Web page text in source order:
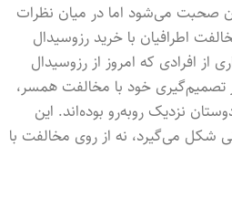
آن صحبت می‌شود اما در میان نظرات
اطرافیان با خرید رزوسیدال
افرادی که امروز از رزوسیدال
تصمیم‌گیری خود با مخالفت همسر،
نزدیک روبه‌رو بوده‌اند. این
شکل می‌گیرد، نه از روی مخالفت با